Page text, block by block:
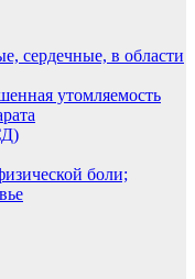
сердечные, в области
утомляемость
боли;